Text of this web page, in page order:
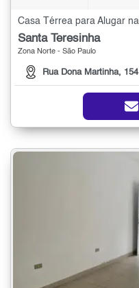
Santa Teresinha
Zona Norte - São Paulo
Rua Dona Martinha, 154